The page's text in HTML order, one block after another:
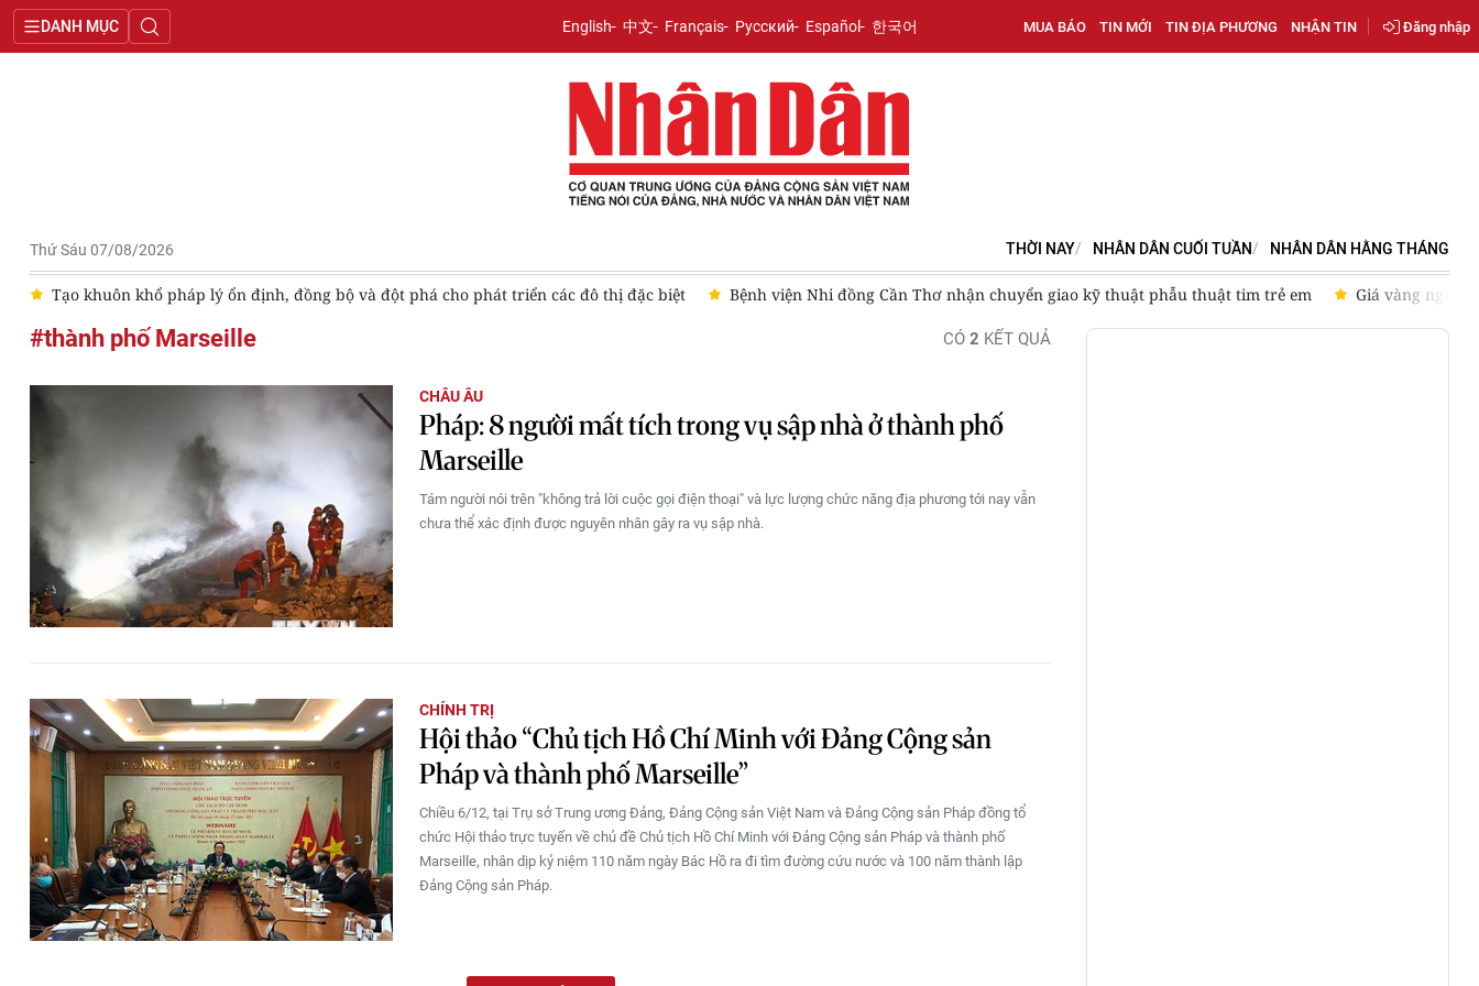
DANH MỤC English 中文 Français Русский Español 한국어 MUA BÁO TIN MỚI TIN ĐỊA PHƯƠNG NHẬN TIN Đăng nhập
Thứ Sáu 07/08/2026 THỜI NAY NHÂN DÂN CUỐI TUẦN NHÂN DÂN HẰNG THÁNG
Tạo khuôn khổ pháp lý ổn định, đồng bộ và đột phá cho phát triển các đô thị đặc biệt Bệnh viện Nhi đồng Cần Thơ nhận chuyển giao kỹ thuật phẫu thuật tim trẻ em Giá vàng ngày
#thành phố Marseille CÓ 2 KẾT QUẢ
CHÂU ÂU
Pháp: 8 người mất tích trong vụ sập nhà ở thành phố
Marseille
Tám người nói trên "không trả lời cuộc gọi điện thoại" và lực lượng chức năng địa phương tới nay vẫn
chưa thể xác định được nguyên nhân gây ra vụ sập nhà.
CHÍNH TRỊ
Hội thảo “Chủ tịch Hồ Chí Minh với Đảng Cộng sản
Pháp và thành phố Marseille”
Chiều 6/12, tại Trụ sở Trung ương Đảng, Đảng Cộng sản Việt Nam và Đảng Cộng sản Pháp đồng tổ
chức Hội thảo trực tuyến về chủ đề Chủ tịch Hồ Chí Minh với Đảng Cộng sản Pháp và thành phố
Marseille, nhân dịp kỷ niệm 110 năm ngày Bác Hồ ra đi tìm đường cứu nước và 100 năm thành lập
Đảng Cộng sản Pháp.